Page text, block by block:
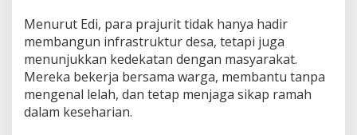
Menurut Edi, para prajurit tidak hanya hadir
membangun infrastruktur desa, tetapi juga
menunjukkan kedekatan dengan masyarakat.
Mereka bekerja bersama warga, membantu tanpa
mengenal lelah, dan tetap menjaga sikap ramah
dalam keseharian.